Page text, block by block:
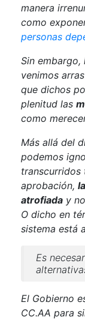
manera
como
personas
Sin
venimos
que dichos
plenitud las
como
Más allá del
podemos
transcurridos
aprobación,
atrofiada y
O dicho en
sistema está
Es
El Gobierno
CC.AA para